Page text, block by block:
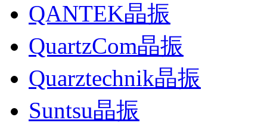
QANTEK晶振
QuartzCom晶振
Quarztechnik晶振
Suntsu晶振